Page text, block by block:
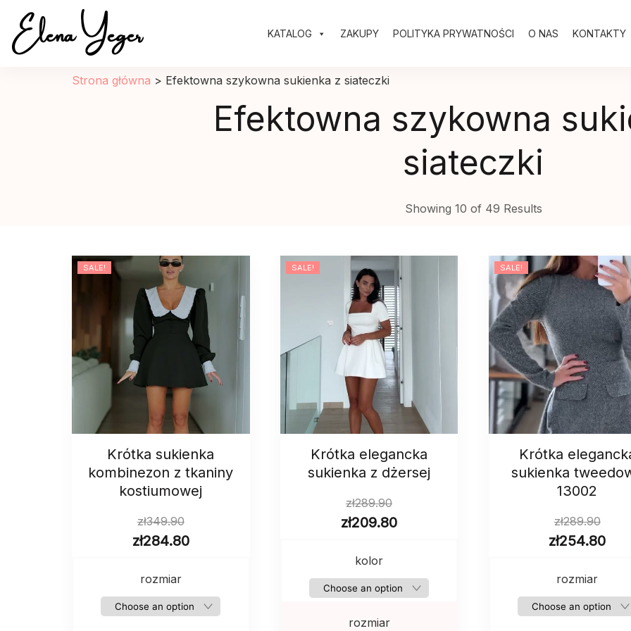
Elena Yeger
Sklep internetowy odziez damska
KATALOG ZAKUPY POLITYKA PRYWATNOŚCI O NAS KONTAKTY
Strona główna > Efektowna szykowna sukienka z siateczki
Efektowna szykowna
siateczki
Showing 10 of 49 Results
SALE!
Krótka sukienka
kombinezon z tkaniny
kostiumowej
zł349.90
zł284.80
rozmiar
SALE!
Krótka elegancka
sukienka z dżersej
zł289.90
zł209.80
kolor
rozmiar
SALE!
Krótka
sukienka
13002
zł289.90
zł254.80
rozmiar